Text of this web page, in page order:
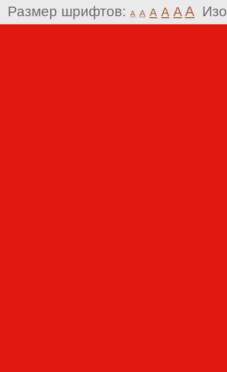
Размер шрифтов: A A A A A A